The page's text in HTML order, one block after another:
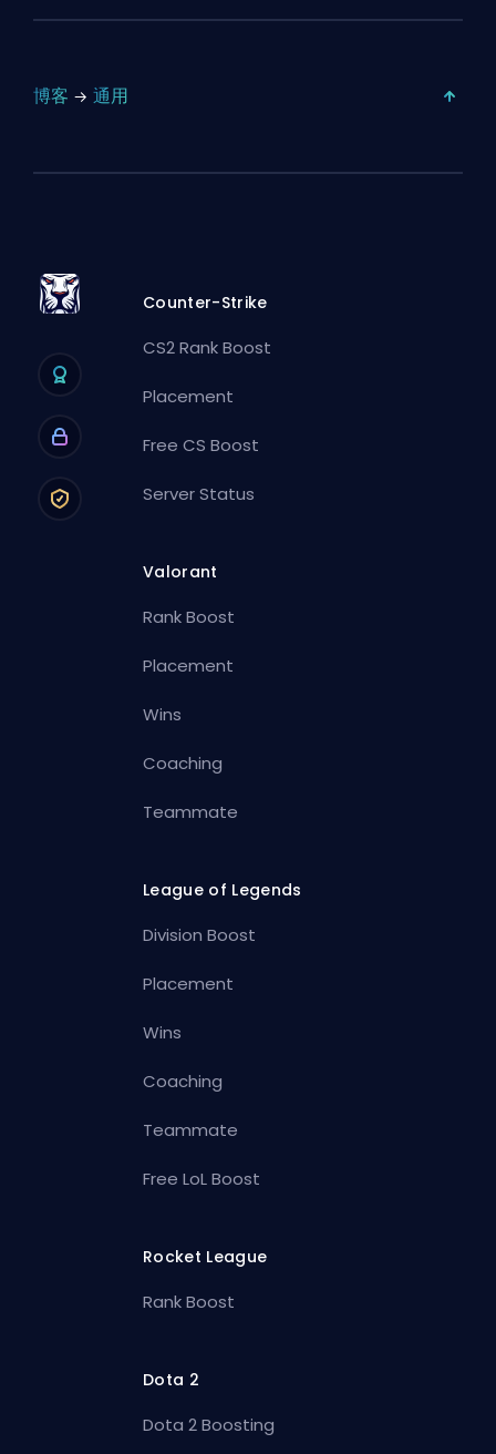
博客 通用
Counter-Strike
CS2 Rank Boost
Placement
Free CS Boost
Server Status
Valorant
Rank Boost
Placement
Wins
Coaching
Teammate
League of Legends
Division Boost
Placement
Wins
Coaching
Teammate
Free LoL Boost
Rocket League
Rank Boost
Dota 2
Dota 2 Boosting